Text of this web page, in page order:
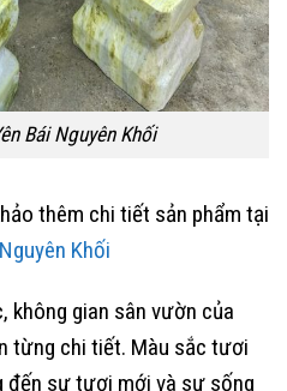
Bái Nguyên Khối
thêm chi tiết sản phẩm tại
Khối
không gian sân vườn của
từng chi tiết. Màu sắc tươi
đến sự tươi mới và sự sống